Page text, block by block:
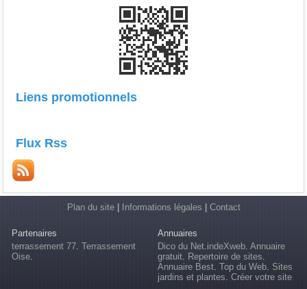
Liens promotionnels
Flux Rss
Plan du site| Informations légales Contact
Partenaires
terrassement 77. Terrassement
Oise.
Annuaires
Dico du Net.indeXweb. Annuaire
gratuit. Repertoire de sites.
Annuaire Best. Top du Web. Sites
jardins et plantes. Créer votre site